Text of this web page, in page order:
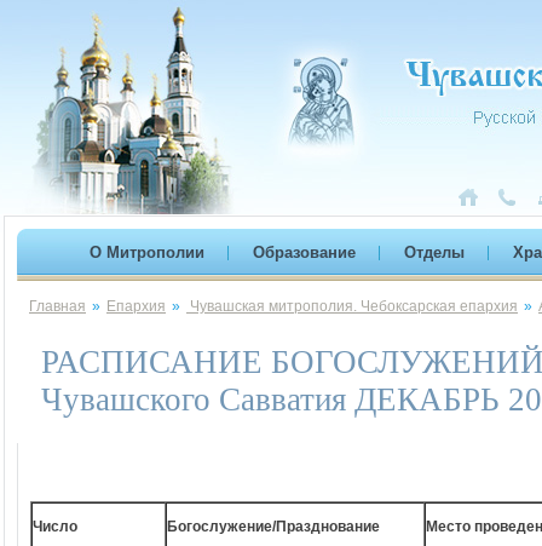
О Митрополии Образование Отделы
Главная » Епархия » Чувашская митрополия. Чебоксарская епархия »
РАСПИСАНИЕ БОГОСЛУЖЕНИЙ*
Чувашского Савватия ДЕКАБРЬ
Число
Богослужение/Празднование Место